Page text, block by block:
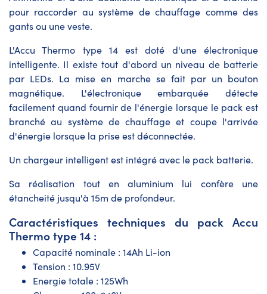
pour raccorder au système de chauffage comme des
gants ou une veste.
L'Accu Thermo type 14 est doté d'une électronique
intelligente. Il existe tout d'abord un niveau de batterie
par LEDs. La mise en marche se fait par un bouton
magnétique. L'électronique embarquée détecte
facilement quand fournir de l'énergie lorsque le pack est
branché au système de chauffage et coupe l'arrivée
d'énergie lorsque la prise est déconnectée.
Un chargeur intelligent est intégré avec le pack batterie.
Sa réalisation tout en aluminium lui confère une
étancheité jusqu'à 15m de profondeur.
Caractéristiques techniques du pack Accu
Thermo type 14 :
Capacité nominale : 14Ah Li-ion
Tension : 10.95V
Energie totale : 125Wh